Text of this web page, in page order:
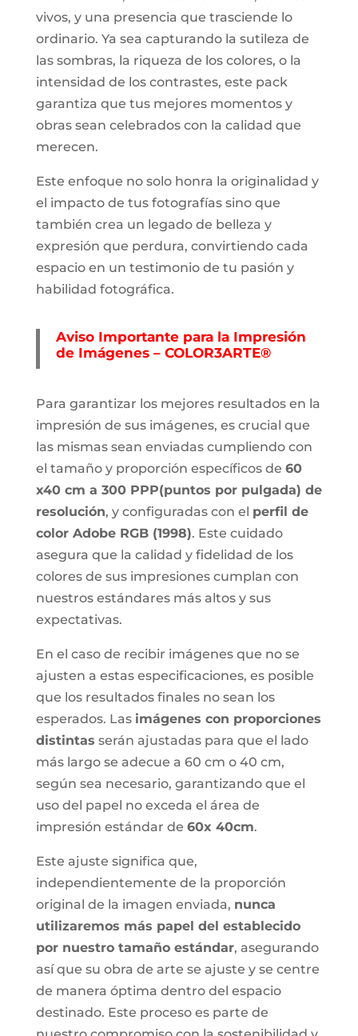
vivos, y una presencia que trasciende lo
ordinario. Ya sea capturando la sutileza de
las sombras, la riqueza de los colores, o la
intensidad de los contrastes, este pack
garantiza que tus mejores momentos y
obras sean celebrados con la calidad que
merecen.
Este enfoque no solo honra la originalidad y
el impacto de tus fotografías sino que
también crea un legado de belleza y
expresión que perdura, convirtiendo cada
espacio en un testimonio de tu pasión y
habilidad fotográfica.
Aviso Importante para la Impresión
de Imágenes – COLOR3ARTE®
Para garantizar los mejores resultados en la
impresión de sus imágenes, es crucial que
las mismas sean enviadas cumpliendo con
el tamaño y proporción específicos de 60
x40 cm a 300 PPP(puntos por pulgada) de
resolución, y configuradas con el perfil de
color Adobe RGB (1998). Este cuidado
asegura que la calidad y fidelidad de los
colores de sus impresiones cumplan con
nuestros estándares más altos y sus
expectativas.
En el caso de recibir imágenes que no se
ajusten a estas especificaciones, es posible
que los resultados finales no sean los
esperados. Las imágenes con proporciones
distintas serán ajustadas para que el lado
más largo se adecue a 60 cm o 40 cm,
según sea necesario, garantizando que el
uso del papel no exceda el área de
impresión estándar de 60x 40cm.
Este ajuste significa que,
independientemente de la proporción
original de la imagen enviada, nunca
utilizaremos más papel del establecido
por nuestro tamaño estándar, asegurando
así que su obra de arte se ajuste y se centre
de manera óptima dentro del espacio
destinado. Este proceso es parte de